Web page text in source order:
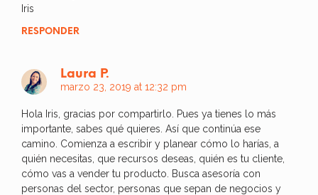
Iris
RESPONDER
Laura P.
marzo 23, 2019 at 12:32 pm
Hola Iris, gracias por compartirlo. Pues ya tienes lo más
importante, sabes qué quieres. Así que continúa ese
camino. Comienza a escribir y planear cómo lo harías, a
quién necesitas, que recursos deseas, quién es tu cliente,
cómo vas a vender tu producto. Busca asesoría con
personas del sector, personas que sepan de negocios y